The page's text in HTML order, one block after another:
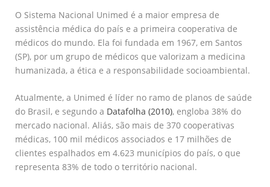
O Sistema Nacional Unimed é a maior empresa de
assistência médica do país e a primeira cooperativa de
médicos do mundo. Ela foi fundada em 1967, em Santos
(SP), por um grupo de médicos que valorizam a medicina
humanizada, a ética e a responsabilidade socioambiental.
Atualmente, a Unimed é líder no ramo de planos de saúde
do Brasil, e segundo a Datafolha (2010), engloba 38% do
mercado nacional. Aliás, são mais de 370 cooperativas
médicas, 100 mil médicos associados e 17 milhões de
clientes espalhados em 4.623 municípios do país, o que
representa 83% de todo o território nacional.